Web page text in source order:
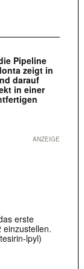
Pipeline
zeigt in
darauf
in einer
ANZEIGE
erste
einzustellen.
lpyl)